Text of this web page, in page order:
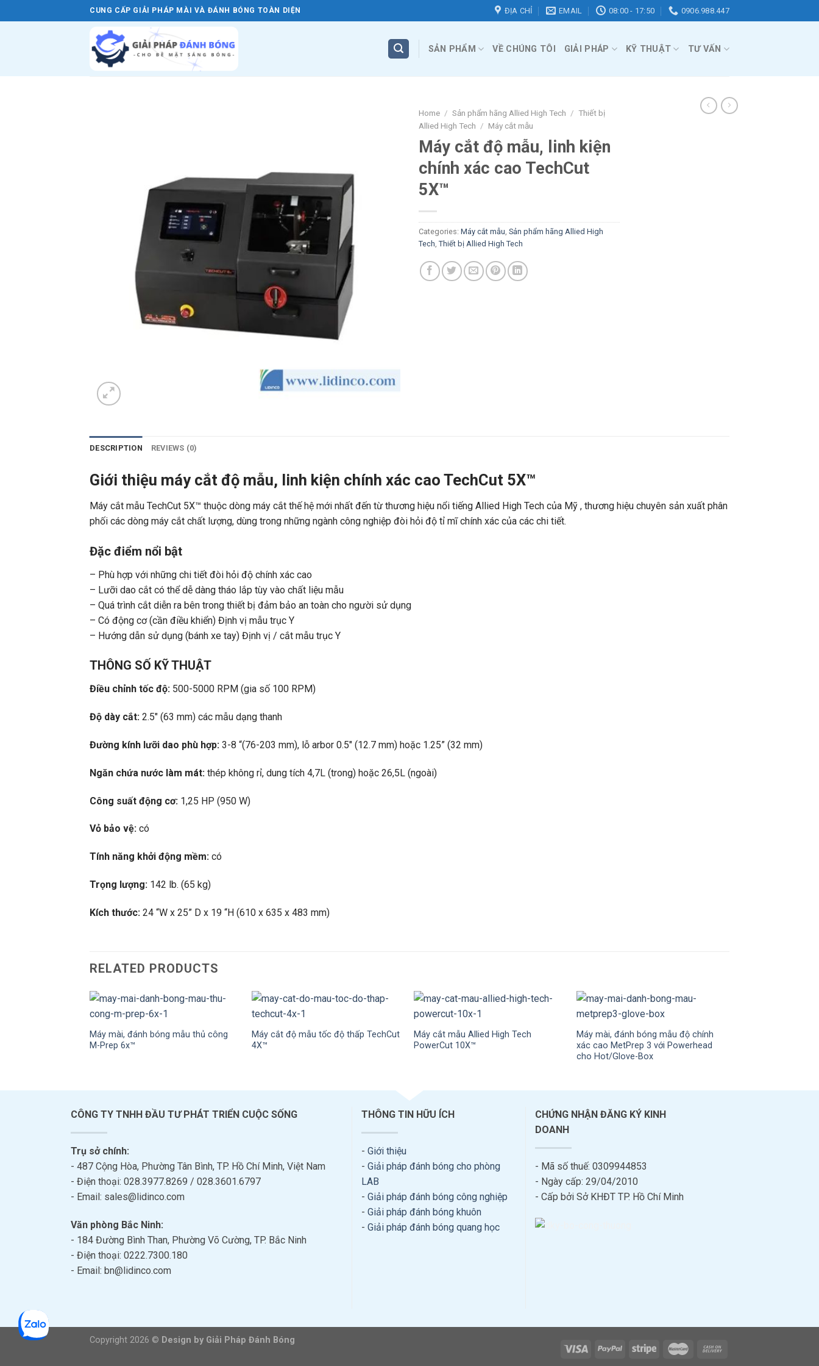
to
CUNG CẤP GIẢI PHÁP MÀI VÀ ĐÁNH BÓNG TOÀN DIỆN ĐỊA CHỈ EMAIL 08:00 - 17:50 0906.988.447
SẢN PHẨM VỀ CHÚNG TÔI GIẢI PHÁP KỸ THUẬT TƯ VẤN
Home / Sản phẩm hãng Allied High Tech / Thiết bị
Allied High Tech / Máy cắt mẫu
Máy cắt độ mẫu, linh kiện
chính xác cao TechCut
5X™
Categories: Máy cắt mẫu Sản phẩm hãng Allied High
Tech Thiết bị Allied High Tech
DESCRIPTION REVIEWS (0)
Giới thiệu máy cắt độ mẫu, linh kiện chính xác cao TechCut 5X™
Máy cắt mẫu TechCut 5X™ thuộc dòng máy cắt thế hệ mới nhất đến từ thương hiệu nổi tiếng Allied High Tech của Mỹ , thương hiệu chuyên sản xuất phân
phối các dòng máy cắt chất lượng, dùng trong những ngành công nghiệp đòi hỏi độ tỉ mĩ chính xác của các chi tiết.
Đặc điểm nổi bật
– Phù hợp với những chi tiết đòi hỏi độ chính xác cao
– Lưỡi dao cắt có thể dễ dàng tháo lắp tùy vào chất liệu mẫu
– Quá trình cắt diễn ra bên trong thiết bị đảm bảo an toàn cho người sử dụng
– Có động cơ (cần điều khiển) Định vị mẫu trục Y
– Hướng dẫn sử dụng (bánh xe tay) Định vị / cắt mẫu trục Y
THÔNG SỐ KỸ THUẬT
Điều chỉnh tốc độ: 500-5000 RPM (gia số 100 RPM)
Độ dày cắt: 2.5″ (63 mm) các mẫu dạng thanh
Đường kính lưỡi dao phù hợp: 3-8 “(76-203 mm), lỗ arbor 0.5″ (12.7 mm) hoặc 1.25” (32 mm)
Ngăn chứa nước làm mát: thép không rỉ, dung tích 4,7L (trong) hoặc 26,5L (ngoài)
Công suất động cơ: 1,25 HP (950 W)
Vỏ bảo vệ: có
Tính năng khởi động mềm: có
Trọng lượng: 142 lb. (65 kg)
Kích thước: 24 “W x 25” D x 19 “H (610 x 635 x 483 mm)
RELATED PRODUCTS
Máy mài, đánh bóng mẫu thủ công
M-Prep 6x™
Máy cắt độ mẫu tốc độ thấp TechCut
4X™
Máy cắt mẫu Allied High Tech
PowerCut 10X™
Máy mài, đánh bóng mẫu độ chính
xác cao MetPrep 3 với Powerhead
cho Hot/Glove-Box
CÔNG TY TNHH ĐẦU TƯ PHÁT TRIỂN CUỘC SỐNG
Trụ sở chính:
- 487 Cộng Hòa, Phường Tân Bình, TP. Hồ Chí Minh, Việt Nam
- Điện thoại: 028.3977.8269 / 028.3601.6797
- Email: sales@lidinco.com
Văn phòng Bắc Ninh:
- 184 Đường Bình Than, Phường Võ Cường, TP. Bắc Ninh
- Điện thoại: 0222.7300.180
- Email: bn@lidinco.com
THÔNG TIN HỮU ÍCH
- Giới thiệu
- Giải pháp đánh bóng cho phòng
LAB
- Giải pháp đánh bóng công nghiệp
- Giải pháp đánh bóng khuôn
- Giải pháp đánh bóng quang học
CHỨNG NHẬN ĐĂNG KÝ KINH
DOANH
- Mã số thuế: 0309944853
- Ngày cấp: 29/04/2010
- Cấp bởi Sở KHĐT TP. Hồ Chí Minh
Copyright 2026 © Design by Giải Pháp Đánh Bóng